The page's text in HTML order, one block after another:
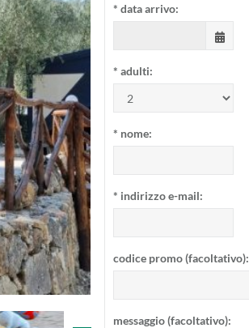
* data arrivo:
* adulti:
* nome:
* indirizzo e-mail:
codice promo (facoltativo):
messaggio (facoltativo):